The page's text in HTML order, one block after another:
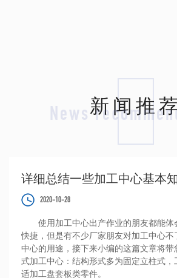
新闻推
News
详细总结一些加工中心基本
2020-10-28
使用加工中心出产作业的朋友都能体
快捷，但是有不少厂家朋友对加工中心
中心的用途，接下来小编的这篇文章将
式加工中心：结构形式多为固定立柱式
适加工盘套板类零件。